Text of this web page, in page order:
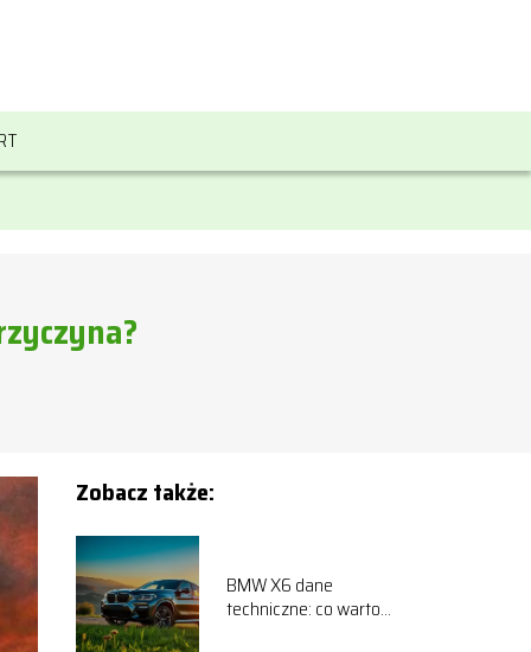
Zobacz także:
BMW X6 dane
techniczne: co warto